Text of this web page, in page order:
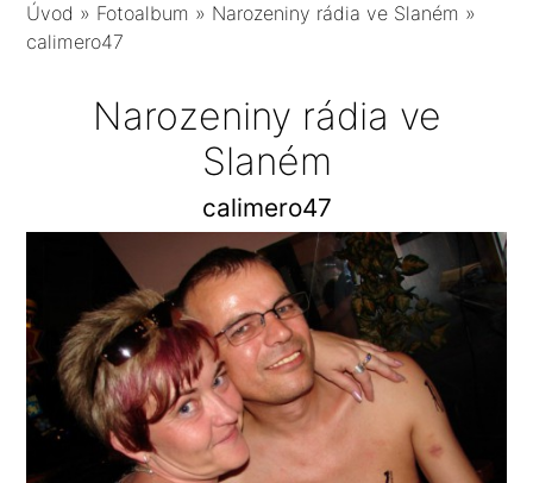
Úvod » Fotoalbum » Narozeniny rádia ve Slaném »
calimero47
Narozeniny rádia ve
Slaném
calimero47